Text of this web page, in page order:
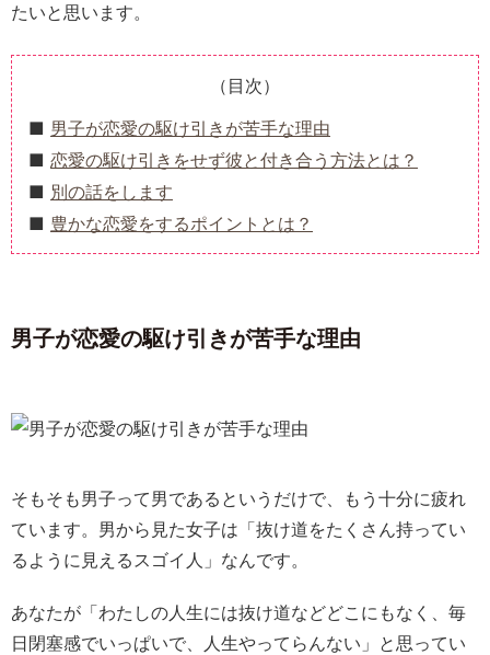
たいと思います。
（目次）
男子が恋愛の駆け引きが苦手な理由
恋愛の駆け引きをせず彼と付き合う方法とは？
別の話をします
豊かな恋愛をするポイントとは？
男子が恋愛の駆け引きが苦手な理由
そもそも男子って男であるというだけで、もう十分に疲れ
ています。男から見た女子は「抜け道をたくさん持ってい
るように見えるスゴイ人」なんです。
あなたが「わたしの人生には抜け道などどこにもなく、毎
日閉塞感でいっぱいで、人生やってらんない」と思ってい